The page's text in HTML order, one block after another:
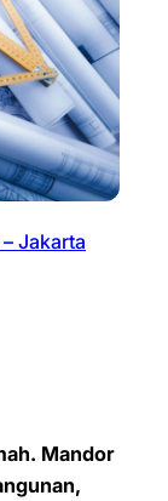
Jakarta
Mandor